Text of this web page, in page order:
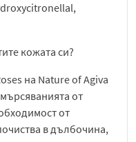
кожата си?
на Nature of Agiva
от
от
в дълбочина,